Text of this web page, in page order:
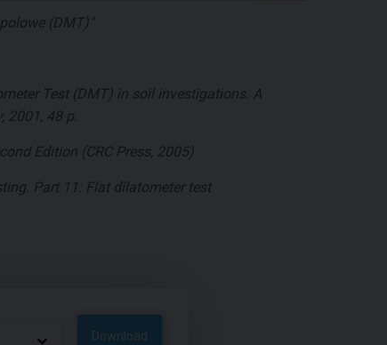
(DMT)"
Test (DMT) in soil investigations. A
2001, 48 p.
Edition (CRC Press, 2005)
Part 11: Flat dilatometer test
Download